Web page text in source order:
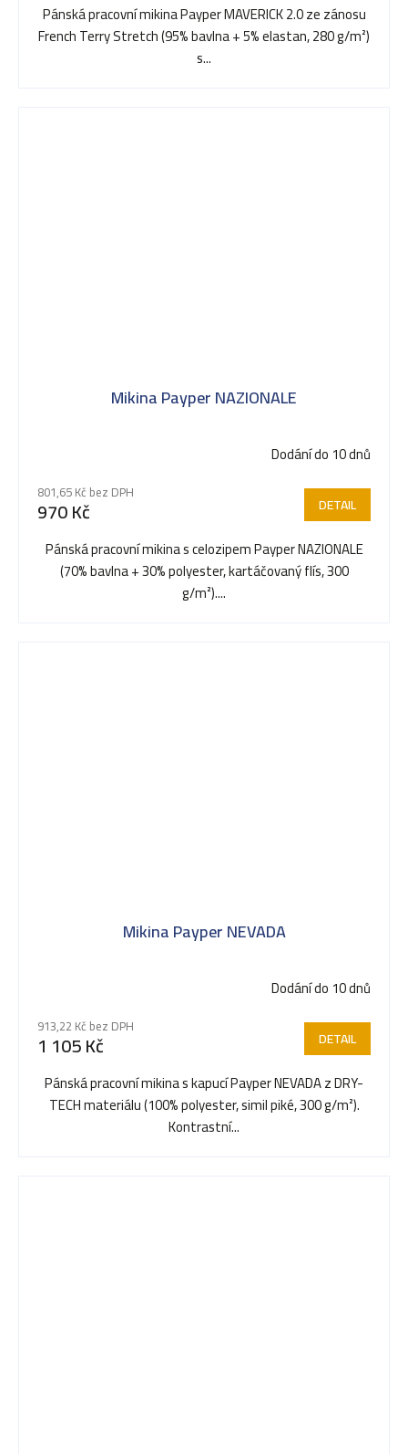
Pánská pracovní mikina Payper MAVERICK 2.0 ze zánosu
French Terry Stretch (95% bavlna + 5% elastan, 280 g/m²)
s...
Mikina Payper NAZIONALE
produktu
je
5,0
Dodání do 10 dnů
801,65 Kč bez DPH
970 Kč DETAIL
Pánská pracovní mikina s celozipem Payper NAZIONALE
(70% bavlna + 30% polyester, kartáčovaný flís, 300
g/m²)....
Mikina Payper NEVADA
Dodání do 10 dnů
913,22 Kč bez DPH
1 105 Kč DETAIL
Pánská pracovní mikina s kapucí Payper NEVADA z DRY-
TECH materiálu (100% polyester, simil piké, 300 g/m²).
Kontrastní...